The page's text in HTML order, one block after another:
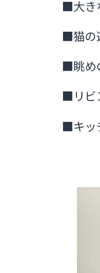
■大き
■猫の
■眺め
■リビ
■キッ